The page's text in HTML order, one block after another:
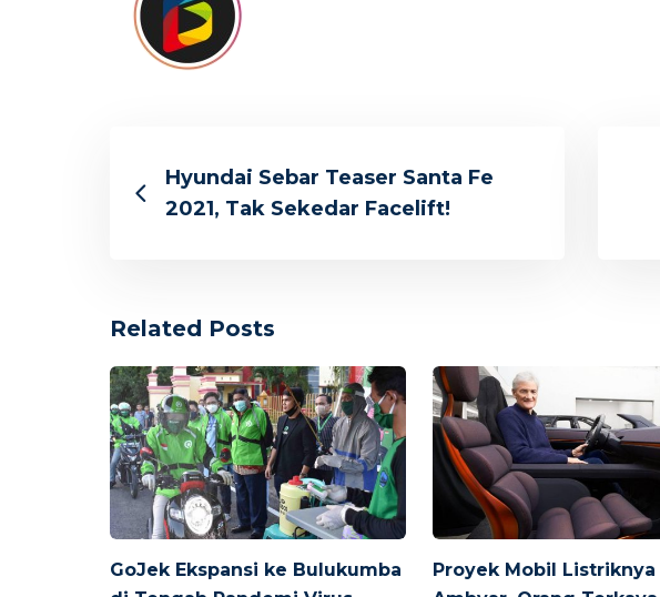
Hyundai Sebar Teaser Santa Fe
2021, Tak Sekedar Facelift!
Related Posts
GoJek Ekspansi ke Bulukumba
Proyek Mobil Listriknya